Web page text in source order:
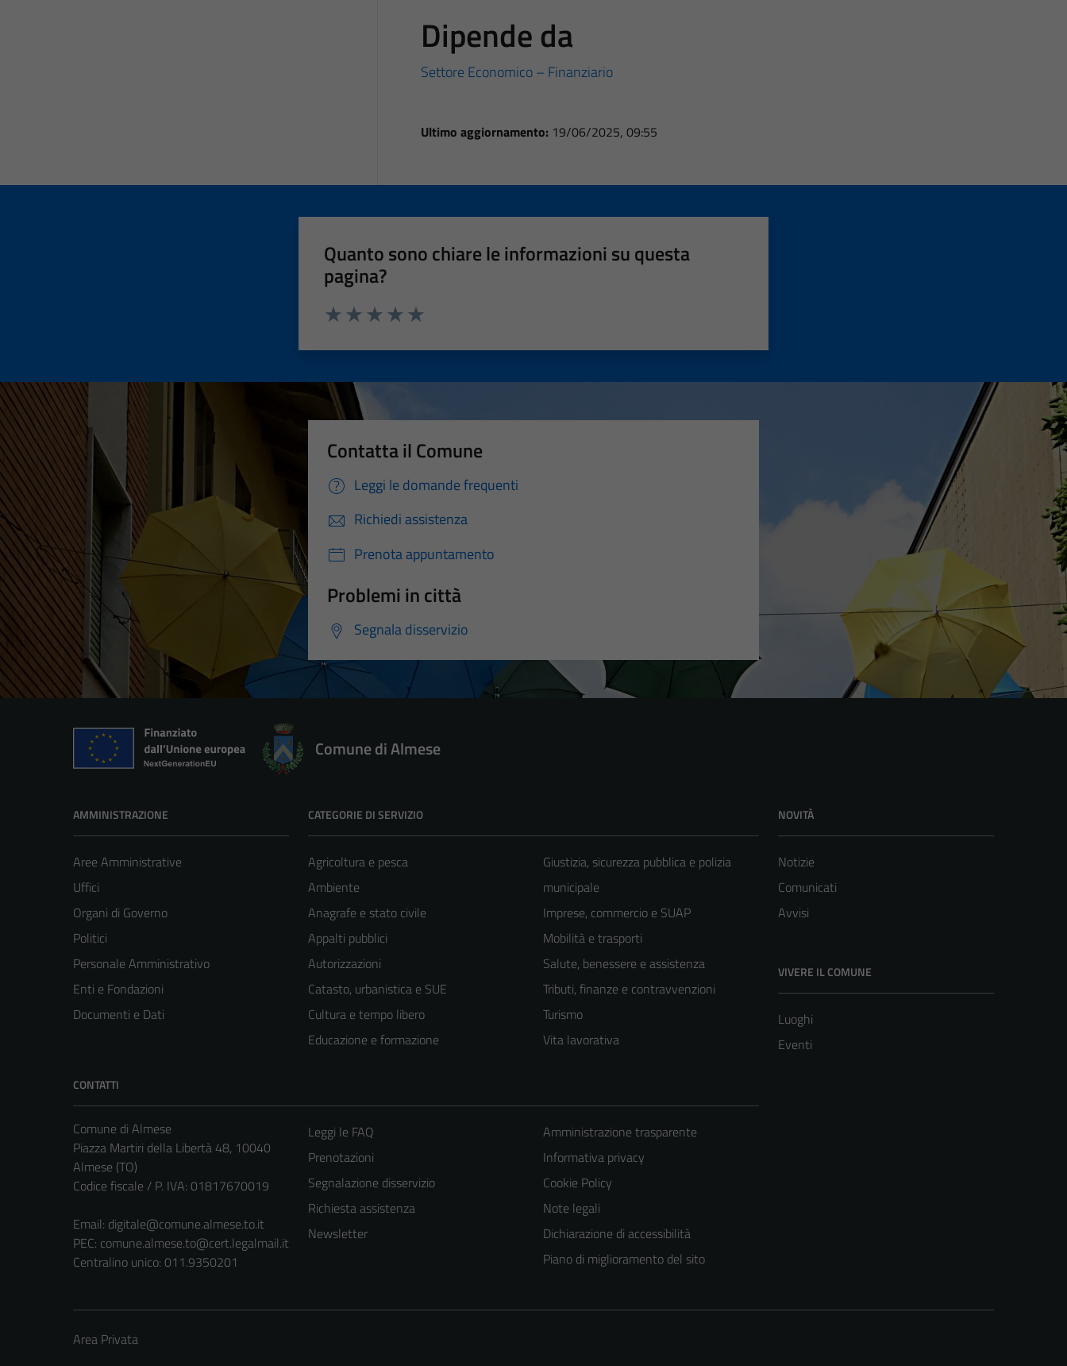
Dipende da
Settore Economico – Finanziario
Ultimo aggiornamento: 19/06/2025, 09:55
Quanto sono chiare le informazioni su questa
pagina?
Contatta il Comune
Leggi le domande frequenti
Richiedi assistenza
Prenota appuntamento
Problemi in città
Segnala disservizio
Comune di Almese
AMMINISTRAZIONE
Aree Amministrative
Uffici
Organi di Governo
Politici
Personale Amministrativo
Enti e Fondazioni
Documenti e Dati
CATEGORIE DI SERVIZIO
Agricoltura e pesca
Ambiente
Anagrafe e stato civile
Appalti pubblici
Autorizzazioni
Catasto, urbanistica e SUE
Cultura e tempo libero
Educazione e formazione
Giustizia, sicurezza pubblica e polizia
municipale
Imprese, commercio e SUAP
Mobilità e trasporti
Salute, benessere e assistenza
Tributi, finanze e contravvenzioni
Turismo
Vita lavorativa
NOVITÀ
Notizie
Comunicati
Avvisi
VIVERE IL COMUNE
Luoghi
Eventi
CONTATTI
Comune di Almese
Piazza Martiri della Libertà 48, 10040
Almese (TO)
Codice fiscale / P. IVA: 01817670019
Email: digitale@comune.almese.to.it
PEC: comune.almese.to@cert.legalmail.it
Centralino unico: 011.9350201
Leggi le FAQ
Prenotazioni
Segnalazione disservizio
Richiesta assistenza
Newsletter
Amministrazione trasparente
Informativa privacy
Cookie Policy
Note legali
Dichiarazione di accessibilità
Piano di miglioramento del sito
Area Privata